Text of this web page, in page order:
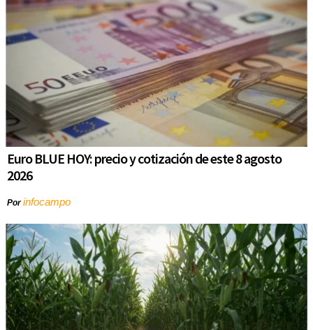
Euro BLUE HOY: precio y cotización de este 8 agosto
2026
Porinfocampo